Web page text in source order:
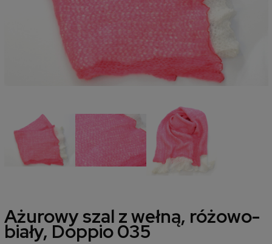
Ażurowy szal z wełną, różowo-
biały, Doppio 035